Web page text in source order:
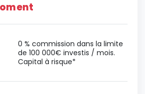
0 % commission dans la limite
de 100 000€ investis / mois.
Capital à risque*